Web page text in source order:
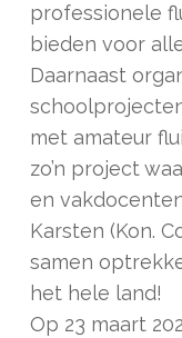
professionele
bieden voor
Daarnaast
met amateur
zo’n project
en
Karsten (Kon.
samen
het hele land!
Op 23 maart